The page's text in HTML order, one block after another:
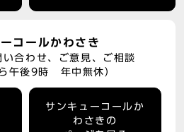
コールかわさき
合わせ、ご意見、ご相談
午後9時 年中無休）
サンキューコールか
わさきの